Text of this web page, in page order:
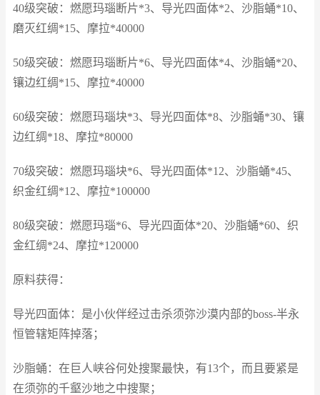
40级突破：燃愿玛瑙断片*3、导光四面体*2、沙脂蛹*10、
磨灭红绸*15、摩拉*40000
50级突破：燃愿玛瑙断片*6、导光四面体*4、沙脂蛹*20、
镶边红绸*15、摩拉*40000
60级突破：燃愿玛瑙块*3、导光四面体*8、沙脂蛹*30、镶
边红绸*18、摩拉*80000
70级突破：燃愿玛瑙块*6、导光四面体*12、沙脂蛹*45、
织金红绸*12、摩拉*100000
80级突破：燃愿玛瑙*6、导光四面体*20、沙脂蛹*60、织
金红绸*24、摩拉*120000
原料获得：
导光四面体：是小伙伴经过击杀须弥沙漠内部的boss-半永
恒管辖矩阵掉落；
沙脂蛹：在巨人峡谷何处搜聚最快，有13个，而且要紧是
在须弥的千壑沙地之中搜聚；